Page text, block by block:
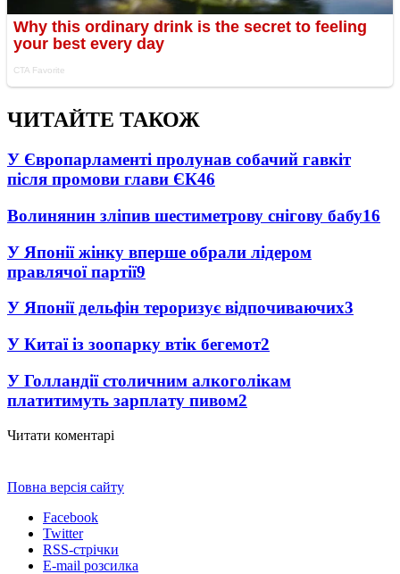
ЧИТАЙТЕ ТАКОЖ
У Європарламенті пролунав собачий гавкіт
після промови глави ЄК46
Волинянин зліпив шестиметрову снігову бабу16
У Японії жінку вперше обрали лідером
правлячої партії9
У Японії дельфін тероризує відпочиваючих3
У Китаї із зоопарку втік бегемот2
У Голландії столичним алкоголікам
платитимуть зарплату пивом2
Читати коментарі
Повна версія сайту
Facebook
Twitter
RSS-стрічки
E-mail розсилка